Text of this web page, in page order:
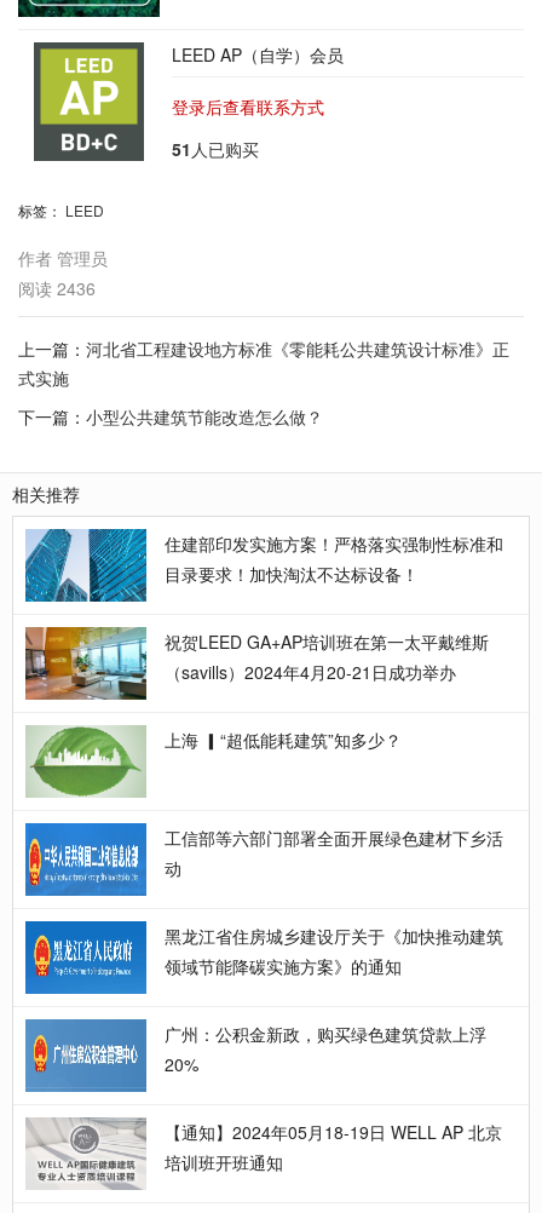
LEED AP（自学）会员
登录后查看联系方式
51 人已购买
标签： LEED
作者 管理员
阅读 2436
上一篇： 河北省工程建设地方标准《零能耗公共建筑设计标准》正
式实施
下一篇： 小型公共建筑节能改造怎么做？
相关推荐
住建部印发实施方案！严格落实强制性标准和
目录要求！加快淘汰不达标设备！
祝贺LEED GA+AP培训班在第一太平戴维斯
（savills）2024年4月20-21日成功举办
上海 ▎“超低能耗建筑”知多少？
工信部等六部门部署全面开展绿色建材下乡活
动
黑龙江省住房城乡建设厅关于《加快推动建筑
领域节能降碳实施方案》的通知
广州：公积金新政，购买绿色建筑贷款上浮
20%
【通知】2024年05月18-19日 WELL AP 北京
培训班开班通知